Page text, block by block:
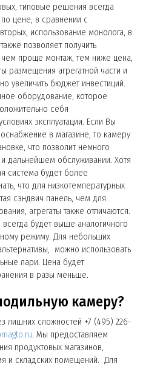
типовые решения всегда
цене, в сравнении с
использование монолога, в
позволяет получить
проще монтаж, тем ниже цена,
размещения агрегатной части и
увеличить бюджет инвестиций.
оборудование, которое
себя
эксплуатации. Если Вы
в магазине, то камеру
что позволит немного
и дальнейшем обслуживании. Хотя
система будет более
что для низкотемпературных
сэндвич панель, чем для
агрегаты также отличаются.
будет выше аналогичного
режиму. Для небольших
можно использовать
лари. Цена будет
в разы меньше.
камеру?
лишних сложностей +7 (495) 226-
. Мы предоставляем
продуктовых магазинов,
и складских помещений. Для